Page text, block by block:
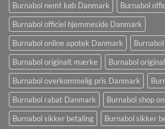
Burnabol nemt køb Danmark
Burnabol
Burnabol officiel hjemmeside Danmark
Burnabol online apotek Danmark
Burnabol originalt mærke
Burnabol
Burnabol overkommelig pris Danmark
Burnabol rabat Danmark
Burnabol shop
Burnabol sikker betaling
Burnabol sikker